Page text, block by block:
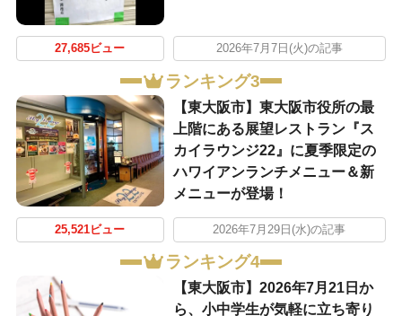
27,685ビュー 2026年7月7日(火)の記事
ランキング3
【東大阪市】東大阪市役所の最
上階にある展望レストラン『ス
カイラウンジ22』に夏季限定の
ハワイアンランチメニュー＆新
メニューが登場！
25,521ビュー 2026年7月29日(水)の記事
ランキング4
【東大阪市】2026年7月21日か
ら、小中学生が気軽に立ち寄り